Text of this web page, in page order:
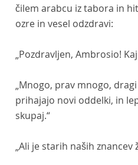
čilem arabcu iz tabora in
ozre in vesel odzdravi:
„Pozdravljen, Ambrosio!
„Mnogo, prav mnogo,
prihajajo novi oddelki, in
skupaj.“
„Ali je starih naših znancev